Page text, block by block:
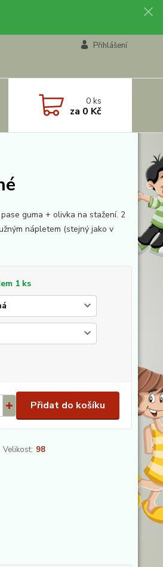
Přihlášení
0ks
za 0 Kč
guma + olivka na stažení. 2
nápletem (stejný jako v
1 ks
Přidat do košíku
Velikost: 98